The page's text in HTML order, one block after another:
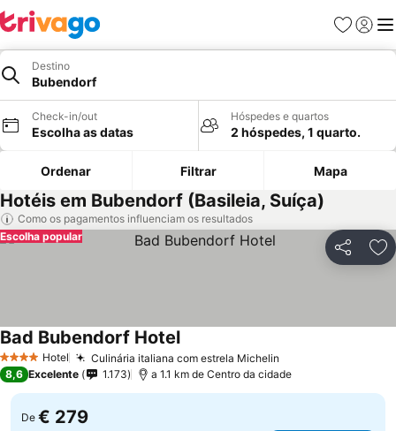
Favoritos
Iniciar
Destino
Bubendorf
Check-in/out
Escolha as datas
Hóspedes e quartos
2 hóspedes, 1 quarto.
Ordenar Filtrar Mapa
Hotéis em Bubendorf (Basileia, Suíça)
Como os pagamentos influenciam os resultados
Partilhar
Escolha popular
4 EstrelasHotel Culinária italiana com estrela Michelin
Bad Bubendorf Hotel
8,6 Excelente 1.173 a 1.1 km de Centro da cidade
De € 279